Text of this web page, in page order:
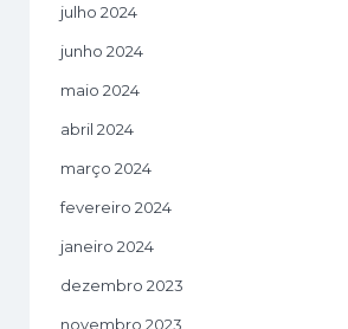
julho 2024
junho 2024
maio 2024
abril 2024
março 2024
fevereiro 2024
janeiro 2024
dezembro 2023
novembro 2023